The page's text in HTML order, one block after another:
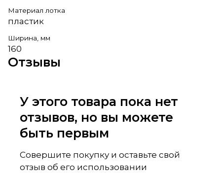
Материал лотка
пластик
Ширина, мм
160
Отзывы
У этого товара пока нет
отзывов, но вы можете
быть первым
Совершите покупку и оставьте свой
отзыв об его использовании